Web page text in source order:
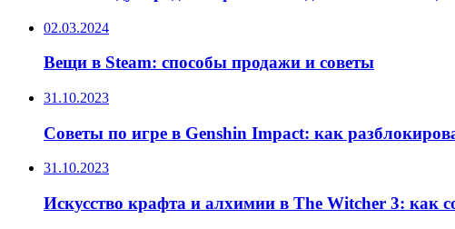
02.03.2024
Вещи в Steam: способы продажи и советы
31.10.2023
Советы по игре в Genshin Impact: как
31.10.2023
Искусство крафта и алхимии в The Witcher 3: как